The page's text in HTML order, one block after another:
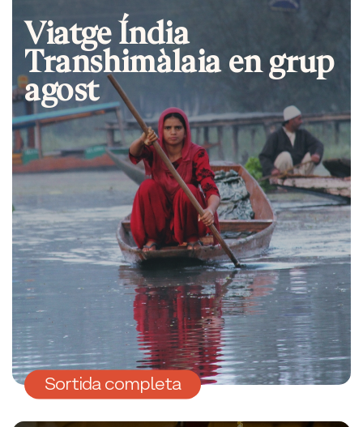
Viatge Índia
Transhimàlaia en grup
agost
Sortida completa